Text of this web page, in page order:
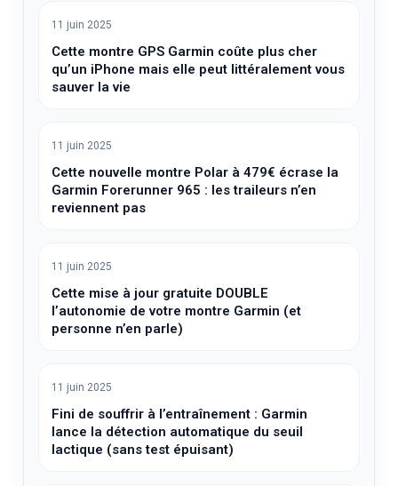
11 juin 2025
Cette montre GPS Garmin coûte plus cher
qu’un iPhone mais elle peut littéralement vous
sauver la vie
11 juin 2025
Cette nouvelle montre Polar à 479€ écrase la
Garmin Forerunner 965 : les traileurs n’en
reviennent pas
11 juin 2025
Cette mise à jour gratuite DOUBLE
l’autonomie de votre montre Garmin (et
personne n’en parle)
11 juin 2025
Fini de souffrir à l’entraînement : Garmin
lance la détection automatique du seuil
lactique (sans test épuisant)